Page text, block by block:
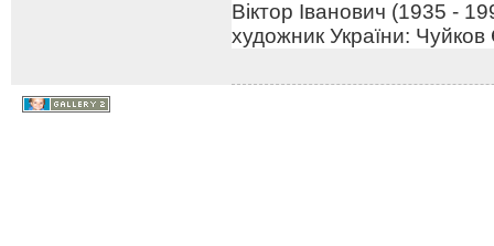
Віктор Іванович (1935 -
художник України: